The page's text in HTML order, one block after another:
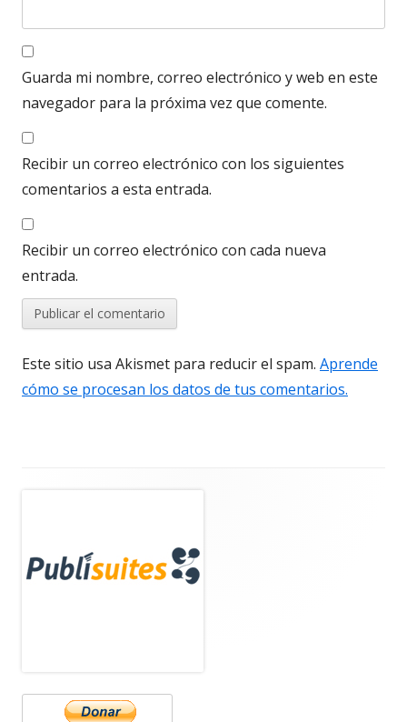
Guarda mi nombre, correo electrónico y web en este
navegador para la próxima vez que comente.
Recibir un correo electrónico con los siguientes
comentarios a esta entrada.
Recibir un correo electrónico con cada nueva
entrada.
Este sitio usa Akismet para reducir el spam. Aprende
cómo se procesan los datos de tus comentarios.
lateral
principal